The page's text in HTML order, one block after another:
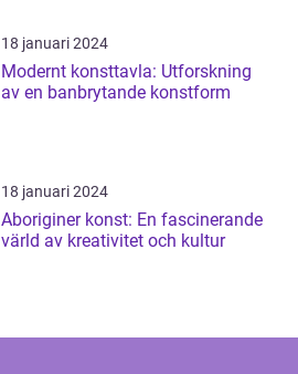
18 januari 2024
Modernt konsttavla: Utforskning
av en banbrytande konstform
18 januari 2024
Aboriginer konst: En fascinerande
värld av kreativitet och kultur